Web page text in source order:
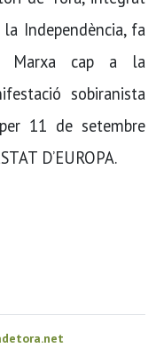
la Independència, fa
Marxa cap a la
sobiranista
11 de setembre
D’EUROPA.